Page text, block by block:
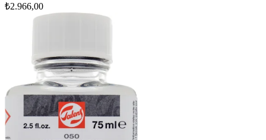
₺2.966,00